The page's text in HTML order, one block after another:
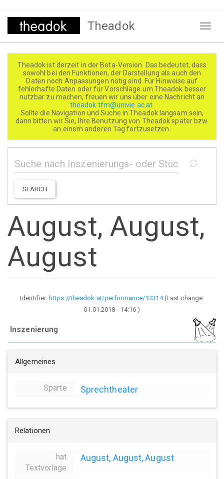
Direkt
Theadok
Theadok ist derzeit in der Beta-Version. Das bedeutet, dass
sowohl bei den Funktionen, der Darstellung als auch den
Daten noch Anpassungen nötig sind. Für Hinweise auf
fehlerhafte Daten oder für Vorschläge um Theadok besser
nutzbar zu machen, freuen wir uns über eine Nachricht an
theadok.tfm@univie.ac.at
Sollte die Navigation und Suche in Theadok langsam sein,
dann bitten wir Sie, Ihre Benutzung von Theadok später bzw.
an einem anderen Tag fortzusetzen.
SEARCH
August, August,
August
Identifier:https://theadok.at/performance/13314(Last change:
01.01.2018 - 14:16 )
Inszenierung
Allgemeines
Sparte Sprechtheater
Relationen
hat
Textvorlage
August, August, August